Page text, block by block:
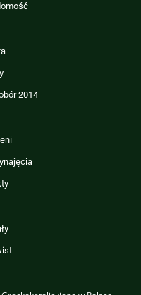
2014